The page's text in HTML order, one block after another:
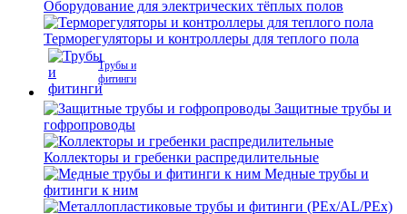
Оборудование для электрических тёплых полов
Терморегуляторы и контроллеры для теплого пола
Трубы и
фитинги
Защитные трубы и
гофропроводы
Коллекторы и гребенки распредилительные
Медные трубы и
фитинги к ним